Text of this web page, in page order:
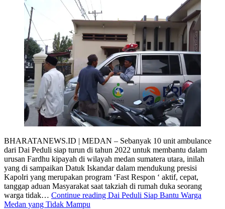
BHARATANEWS.ID | MEDAN – Sebanyak 10 unit ambulance
dari Dai Peduli siap turun di tahun 2022 untuk membantu dalam
urusan Fardhu kipayah di wilayah medan sumatera utara, inilah
yang di sampaikan Datuk Iskandar dalam mendukung presisi
Kapolri yang merupakan program ‘Fast Respon ‘ aktif, cepat,
tanggap aduan Masyarakat saat takziah di rumah duka seorang
warga tidak… Continue reading Dai Peduli Siap Bantu Warga
Medan yang Tidak Mampu